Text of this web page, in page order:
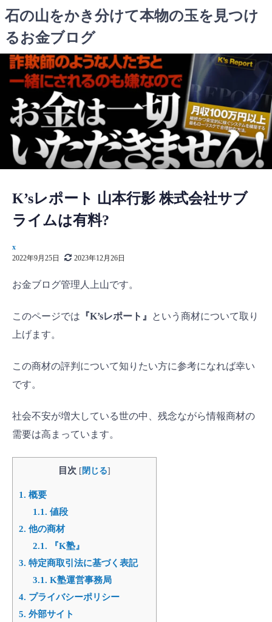
コ
ン
テ
石の山をかき分けて本物の玉を見つけ
るお金ブログ
K’sレポート 山本行影 株式会社サブ
ライムは有料?
x
2022年9月25日
2023年12月26日
お金ブログ管理人上山です。
このページでは 『K’sレポート』
という商材について取り
上げます。
この商材の評判について知りたい方に参考になれば幸い
です。
社会不安が増大している世の中、残念ながら情報商材の
需要は高まっています。
目次 [ 閉じる]
1. 概要
1.1. 値段
2. 他の商材
2.1. 『K塾』
3. 特定商取引法に基づく表記
3.1. K塾運営事務局
4. プライバシーポリシー
5. 外部サイト